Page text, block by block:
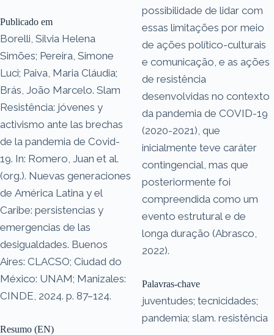
Publicado em
Borelli, Silvia Helena
Simões; Pereira, Simone
Luci; Paiva, Maria Cláudia;
Brás, João Marcelo. Slam
Resistência: jóvenes y
activismo ante las brechas
de la pandemia de Covid-
19. In: Romero, Juan et al.
(org.). Nuevas generaciones
de América Latina y el
Caribe: persistencias y
emergencias de las
desigualdades. Buenos
Aires: CLACSO; Ciudad do
México: UNAM; Manizales:
CINDE, 2024. p. 87–124.
Resumo (EN)
possibilidade de lidar com
essas limitações por meio
de ações político-culturais
e comunicação, e as ações
de resistência
desenvolvidas no contexto
da pandemia de COVID-19
(2020-2021), que
inicialmente teve caráter
contingencial, mas que
posteriormente foi
compreendida como um
evento estrutural e de
longa duração (Abrasco,
2022).
Palavras-chave
juventudes; tecnicidades;
pandemia; slam. resistência